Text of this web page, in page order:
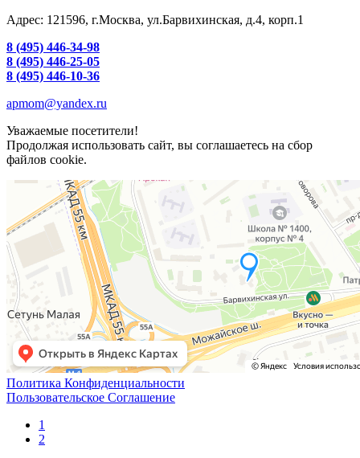
Адрес: 121596, г.Москва, ул.Барвихинская, д.4, корп.1
8 (495) 446-34-98
8 (495) 446-25-05
8 (495) 446-10-36
apmom@yandex.ru
Уважаемые посетители!
Продолжая использовать сайт, вы соглашаетесь на сбор
файлов cookie.
Политика Конфиденциальности
Пользовательское Соглашение
1
2